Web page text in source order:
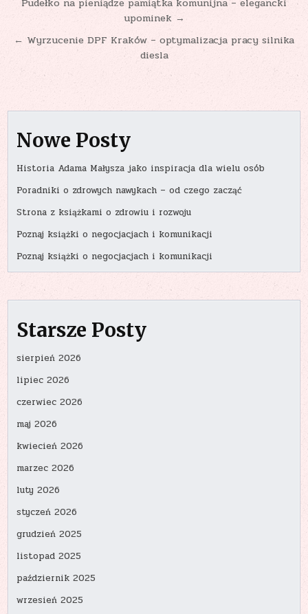
upominek →
← Wyrzucenie DPF Kraków – optymalizacja pracy silnika
diesla
Nowe Posty
Historia Adama Małysza jako inspiracja dla wielu osób
Poradniki o zdrowych nawykach – od czego zacząć
Strona z książkami o zdrowiu i rozwoju
Poznaj książki o negocjacjach i komunikacji
Poznaj książki o negocjacjach i komunikacji
Starsze Posty
sierpień 2026
lipiec 2026
czerwiec 2026
maj 2026
kwiecień 2026
marzec 2026
luty 2026
styczeń 2026
grudzień 2025
listopad 2025
październik 2025
wrzesień 2025